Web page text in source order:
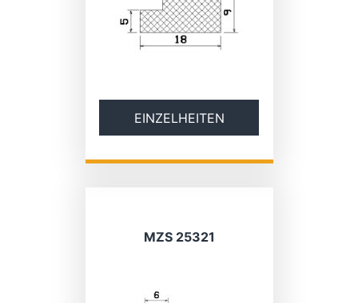
EINZELHEITEN
MZS 25321